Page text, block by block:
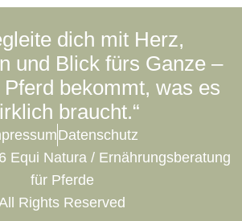
dich mit Herz,
und Blick fürs Ganze –
bekommt, was es
braucht.“
Datenschutz
Equi Natura / Ernährungsberatung
für Pferde
Rights Reserved